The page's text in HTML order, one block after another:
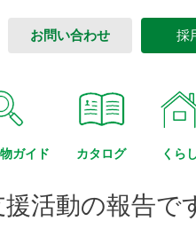
お問い合わせ 採
ガイド カタログ くら
活動の報告で